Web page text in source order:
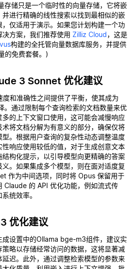
存储只是一个临时性的向量存储，它将嵌
并进行精确的线性搜索以找到最相似的嵌
，仅适用于演示。如果您计划构建一个功
方案，我们推荐使用 Zilliz Cloud，这是
构建的全托管向量数据库服务，并提供
的免费套餐。)
3 Sonnet 优化建议
和准确性之间提供了平衡，使其成为
。通过限制每个查询检索的文档数量来优
的上下文窗口使用，这可能会减慢响应
将文档分解为有意义的部分，确保仅将
。根据用户查询的复杂性动态调整温度
响应使用较低的值，对于生成创意文本
构化提示，以引导模型向更精确的答案
。如果集成多个模型，则在面对适度复
作为中间选项，同时将 Opus 保留用于
Claude 的 API 优化功能，例如流式传
统效率。
优化建议
成设置中的Ollama bge-m3组件，建议实
略以存储经常访问的数据，这将显著减
迟。此外，通过调整检索模型的参数来